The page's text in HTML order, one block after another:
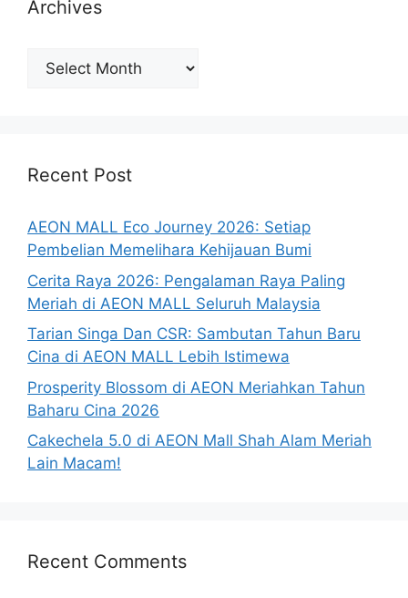
Archives
Archives
Recent Post
AEON MALL Eco Journey 2026: Setiap
Pembelian Memelihara Kehijauan Bumi
Cerita Raya 2026: Pengalaman Raya Paling
Meriah di AEON MALL Seluruh Malaysia
Tarian Singa Dan CSR: Sambutan Tahun Baru
Cina di AEON MALL Lebih Istimewa
Prosperity Blossom di AEON Meriahkan Tahun
Baharu Cina 2026
Cakechela 5.0 di AEON Mall Shah Alam Meriah
Lain Macam!
Recent Comments